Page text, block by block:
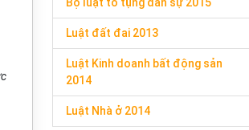
Luật đất đai 2013
Luật Kinh doanh bất động sản
2014
Luật Nhà ở 2014